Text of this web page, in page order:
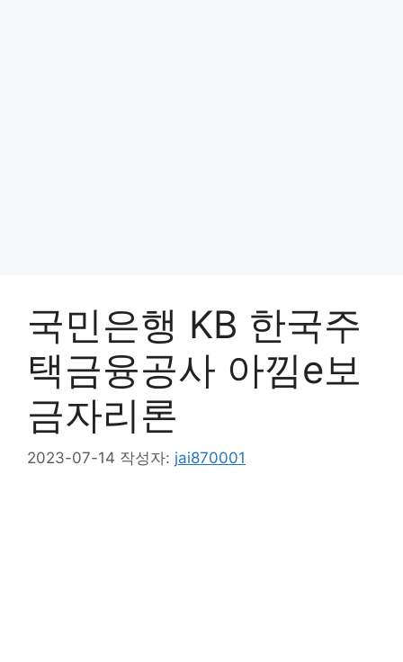
국민은행 KB 한국주
택금융공사 아낌e보
금자리론
2023-07-14 작성자: jai870001